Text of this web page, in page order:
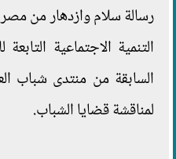
رسالة سلام وازدهار من
التنمية الاجتماعية
السابقة من منتدى شباب
لمناقشة قضايا الشباب.